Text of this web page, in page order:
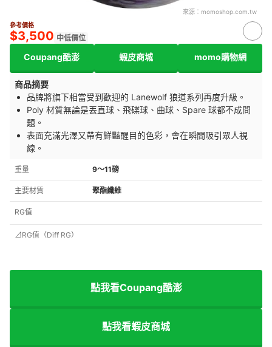
來源： momoshop.com.tw
參考價格
$3,500 中低價位
Coupang酷澎 蝦皮商城 momo購物網
商品摘要
品牌將旗下相當受到歡迎的 Lanewolf 狼道系列再度升級。
Poly 材質無論是丟直球、飛碟球、曲球、Spare 球都不成問
題。
表面充滿光澤又帶有鮮豔醒目的色彩，會在瞬間吸引眾人視
線。
重量 9～11磅
主要材質 聚酯纖維
RG值
⊿RG值（Diff RG）
點我看Coupang酷澎
點我看蝦皮商城